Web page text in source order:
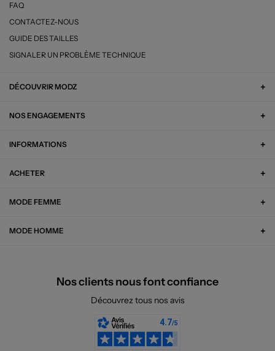
FAQ
CONTACTEZ-NOUS
GUIDE DES TAILLES
SIGNALER UN PROBLÈME TECHNIQUE
DÉCOUVRIR MODZ
NOS ENGAGEMENTS
INFORMATIONS
ACHETER
MODE FEMME
MODE HOMME
Nos clients nous font confiance
Découvrez tous nos avis